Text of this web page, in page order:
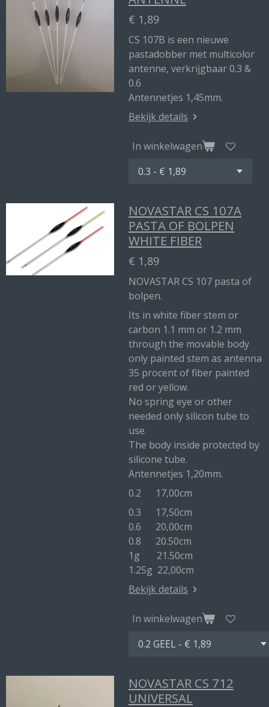
€ 1,89
CS 107B is een nieuwe
pastadobber met multicolor
antenne, verkrijgbaar 0.3 &
0.6
Antennetjes 1,45mm.
Bekijk details
In winkelwagen
NOVASTAR CS 107A
PASTA OF BOLPEN
WHITE FIBER
€ 1,89
NOVASTAR CS 107 pasta of
bolpen.
Its in white fiber stem or
carbon 1.1 mm or 1.2 mm
through the movable body
only painted stem as antenna
35 procent of fiber painted
red or yellow.
No spring eye or other
needed only silicon tube to
use.
The body inside protected by
silicone tube.
Antennetjes 1,20mm.
0.2 17,00cm
0.3 17,50cm
0.6 20,00cm
0.8 20.50cm
1g 21.50cm
1.25g 22,00cm
Bekijk details
In winkelwagen
NOVASTAR CS 712
UNIVERSAL